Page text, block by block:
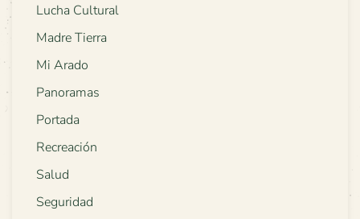
Lucha Cultural
Madre Tierra
Mi Arado
Panoramas
Portada
Recreación
Salud
Seguridad